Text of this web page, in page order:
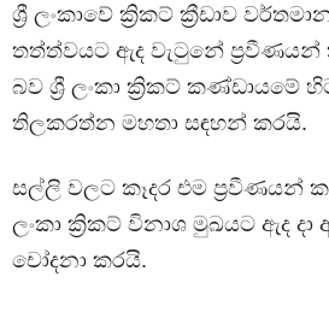
ශ්‍රී ලංකාවේ ක්‍රිකට් ක්‍රීඩාව
තත්ත්වයට ඇද වැටුනේ
බව ශ්‍රී ලංකා ක්‍රිකට් කණ්ඩායමේ
තිලකරත්න මහතා සඳහන් කරයි.
සල්ලි වලට කෑදර එම ප‍්‍රවීණයන්
ලංකා ක්‍රිකට් විනාශ මුඛයට ඇද
චෝදනා කරයි.